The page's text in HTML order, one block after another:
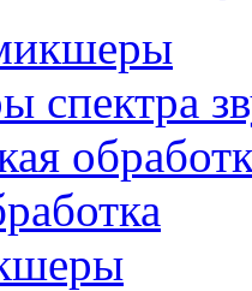
спектра